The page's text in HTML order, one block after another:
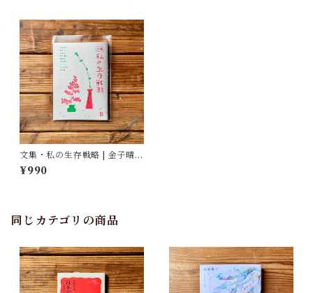
文集・私の生存戦略 | 金子晴
子、友田とん、玉田正、柏井
優佳、関根愛、河波雄大、そ
¥990
同じカテゴリの商品